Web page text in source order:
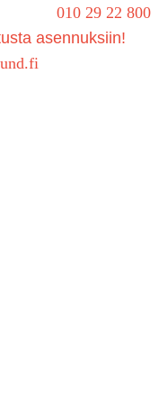
010 29 22 800
asennuksiin!